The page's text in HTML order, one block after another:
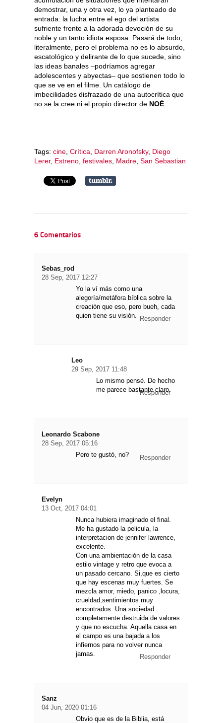
demostrar, una y otra vez, lo ya planteado de
entrada: la lucha entre el ego del artista
sufriente frente a la adorada devoción de su
noble y un tanto idiota esposa. Pasará de todo,
literalmente, pero el problema no es lo absurdo,
escatológico y delirante de lo que sucede, sino
las ideas banales –podríamos agregar
adolescentes y abyectas– que sostienen todo lo
que se ve en el filme. Un catálogo de
imbecilidades disfrazado de una autocrítica que
no se la cree ni el propio director de NOÉ
Tags: cine Crítica Darren Aronofsky, Diego
Lerer, Estreno festivales Madre San Sebastian
6 Comentarios
Sebas_rod
28 Sep, 2017 12:27
Yo la ví más como una
alegoría/metáfora bíblica sobre la
creación que eso, pero bueh, cada
quien tiene su visión.
Responder
Leo
29 Sep, 2017 11:48
Lo mismo pensé. De hecho
me parece bastante claro.
Responder
Leonardo Scabone
28 Sep, 2017 05:16
Pero te gustó, no?
Responder
Evelyn
13 Oct, 2017 04:01
Nunca hubiera imaginado el final.
Me ha gustado la pelicula, la
interpretacion de jennifer lawrence,
excelente.
Con una ambientación de la casa
estilo vintage y retro que evoca a
un pasado cercano. Si,que es cierto
que hay escenas muy fuertes. Se
mezcla amor, miedo, panico ,locura,
crueldad,sentimientos muy
encontrados. Una sociedad
completamente destruida de valores
y que no escucha. Aquella casa en
el campo es una bajada a los
infiernos para no volver nunca
jamas.
Responder
Sanz
04 Jun, 2020 01:16
Obvio que es de la Biblia, está